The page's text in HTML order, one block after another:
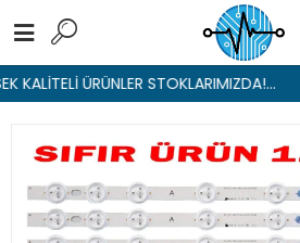
ÜRÜNLER STOKLARIMIZDA!...